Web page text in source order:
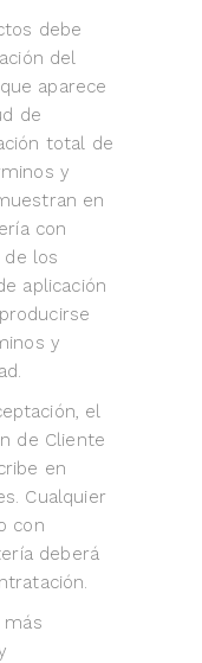
debe
del
que aparece
de
total de
y
en
con
de los
aplicación
y
el
de Cliente
en
Cualquier
con
deberá
más